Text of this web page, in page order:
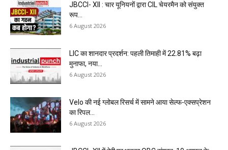
JBCCI- XII : चार यूनियनों द्वारा CIL चेयरमैन को संयुक्त
रूप...
6 August 2026
LIC का शानदार प्रदर्शन: पहली तिमाही में 22.81% बढ़ा
मुनाफा, नया...
6 August 2026
Velo की नई ग्लोबल रिसर्च में सामने आया सेल्फ-एक्सप्रेशन
का रिपल...
6 August 2026